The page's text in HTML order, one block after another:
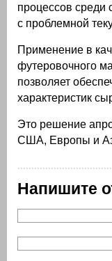
процессов среди
с проблемной
Применение в
футеровочного
позволяет
характеристик
Это решение
США, Европы и
Напишите